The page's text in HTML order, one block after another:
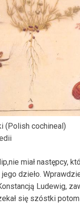
(Polish cochineal)
miał następcy,
jego dzieło.
Ludewig,
się szóstki